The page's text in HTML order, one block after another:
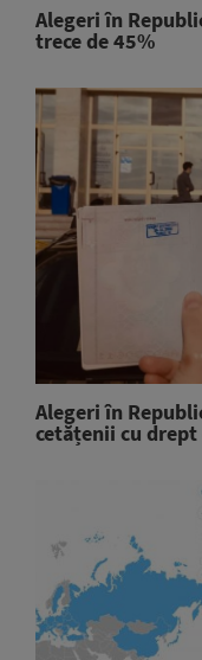
Alegeri în
trece de 45%
Alegeri în
cetățenii cu